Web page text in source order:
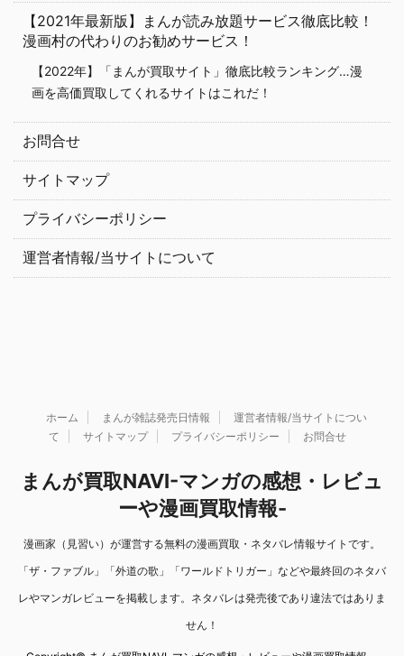
【2021年最新版】まんが読み放題サービス徹底比較！
漫画村の代わりのお勧めサービス！
【2022年】「まんが買取サイト」徹底比較ランキング…漫
画を高価買取してくれるサイトはこれだ！
お問合せ
サイトマップ
プライバシーポリシー
運営者情報/当サイトについて
ホーム まんが雑誌発売日情報
運営者情報/当サイトについ
て
サイトマップ プライバシーポリシー お問合せ
まんが買取NAVI-マンガの感想・レビュ
ーや漫画買取情報-
漫画家（見習い）が運営する無料の漫画買取・ネタバレ情報サイトです。
「ザ・ファブル」「外道の歌」「ワールドトリガー」などや最終回のネタバ
レやマンガレビューを掲載します。ネタバレは発売後であり違法ではありま
せん！